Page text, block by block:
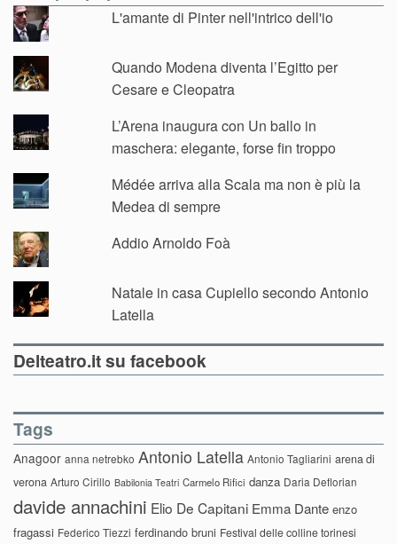
L'amante di Pinter nell'intrico dell'io
Quando Modena diventa l’Egitto per
Cesare e Cleopatra
L’Arena inaugura con Un ballo in
maschera: elegante, forse fin troppo
Médée arriva alla Scala ma non è più la
Medea di sempre
Addio Arnoldo Foà
Natale in casa Cupiello secondo Antonio
Latella
Delteatro.it su facebook
Tags
Anagoor anna netrebko Antonio Latella Antonio Tagliarini arena di
verona Arturo Cirillo Babilonia Teatri Carmelo Rifici danza Daria Deflorian
davide annachini Elio De Capitani Emma Dante enzo
fragassi Federico Tiezzi ferdinando bruni Festival delle colline torinesi